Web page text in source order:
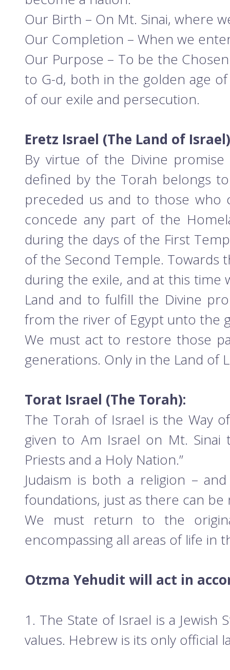
Our Birth – On Mt. Sinai, where
Our Completion – When we
Our Purpose – To be the
to G-d, both in the golden age
of our exile and persecution.
Eretz Israel (The Land of
By virtue of the Divine
defined by the Torah belongs
preceded us and to those
concede any part of the
during the days of the First
of the Second Temple. Towards
during the exile, and at this
Land and to fulfill the Divine
from the river of Egypt unto the
We must act to restore those
generations. Only in the Land of
Torat Israel (The Torah):
The Torah of Israel is the Way
given to Am Israel on Mt.
Priests and a Holy Nation.”
Judaism is both a religion –
foundations, just as there can
We must return to the
encompassing all areas of life in
Otzma Yehudit will act in
1. The State of Israel is a
values. Hebrew is its only official